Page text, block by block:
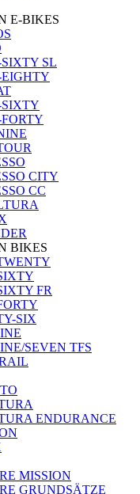
E-BIKES
SL
EIGHTY
SIXTY
CITY
CC
BIKES
FR
SIX
SEVEN TFS
ENDURANCE
MISSION
GRUNDSÄTZE